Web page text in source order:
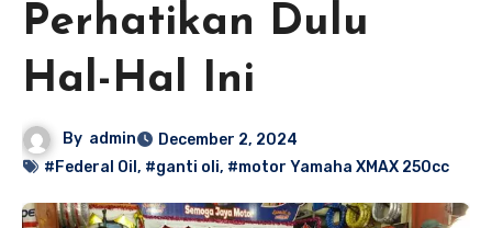
Perhatikan Dulu
Hal-Hal Ini
By admin
December 2, 2024
#Federal Oil , #ganti oli, #motor Yamaha XMAX 250cc